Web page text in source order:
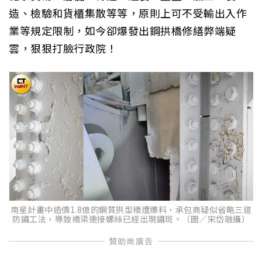
造、檢驗和貨櫃集散等等，原則上可不受輸出入作
業等規定限制，如今卻爆發出鋼拱橋修繕弊端疑
雲，狠狠打臉行政院！
南星計畫中造價1.8億的鋼質拱型橋遭爆料，承包商疑似省略三道
防鏽工法，導致橋梁連接螺絲已經出現鏽斑。（圖／宋岱融攝）